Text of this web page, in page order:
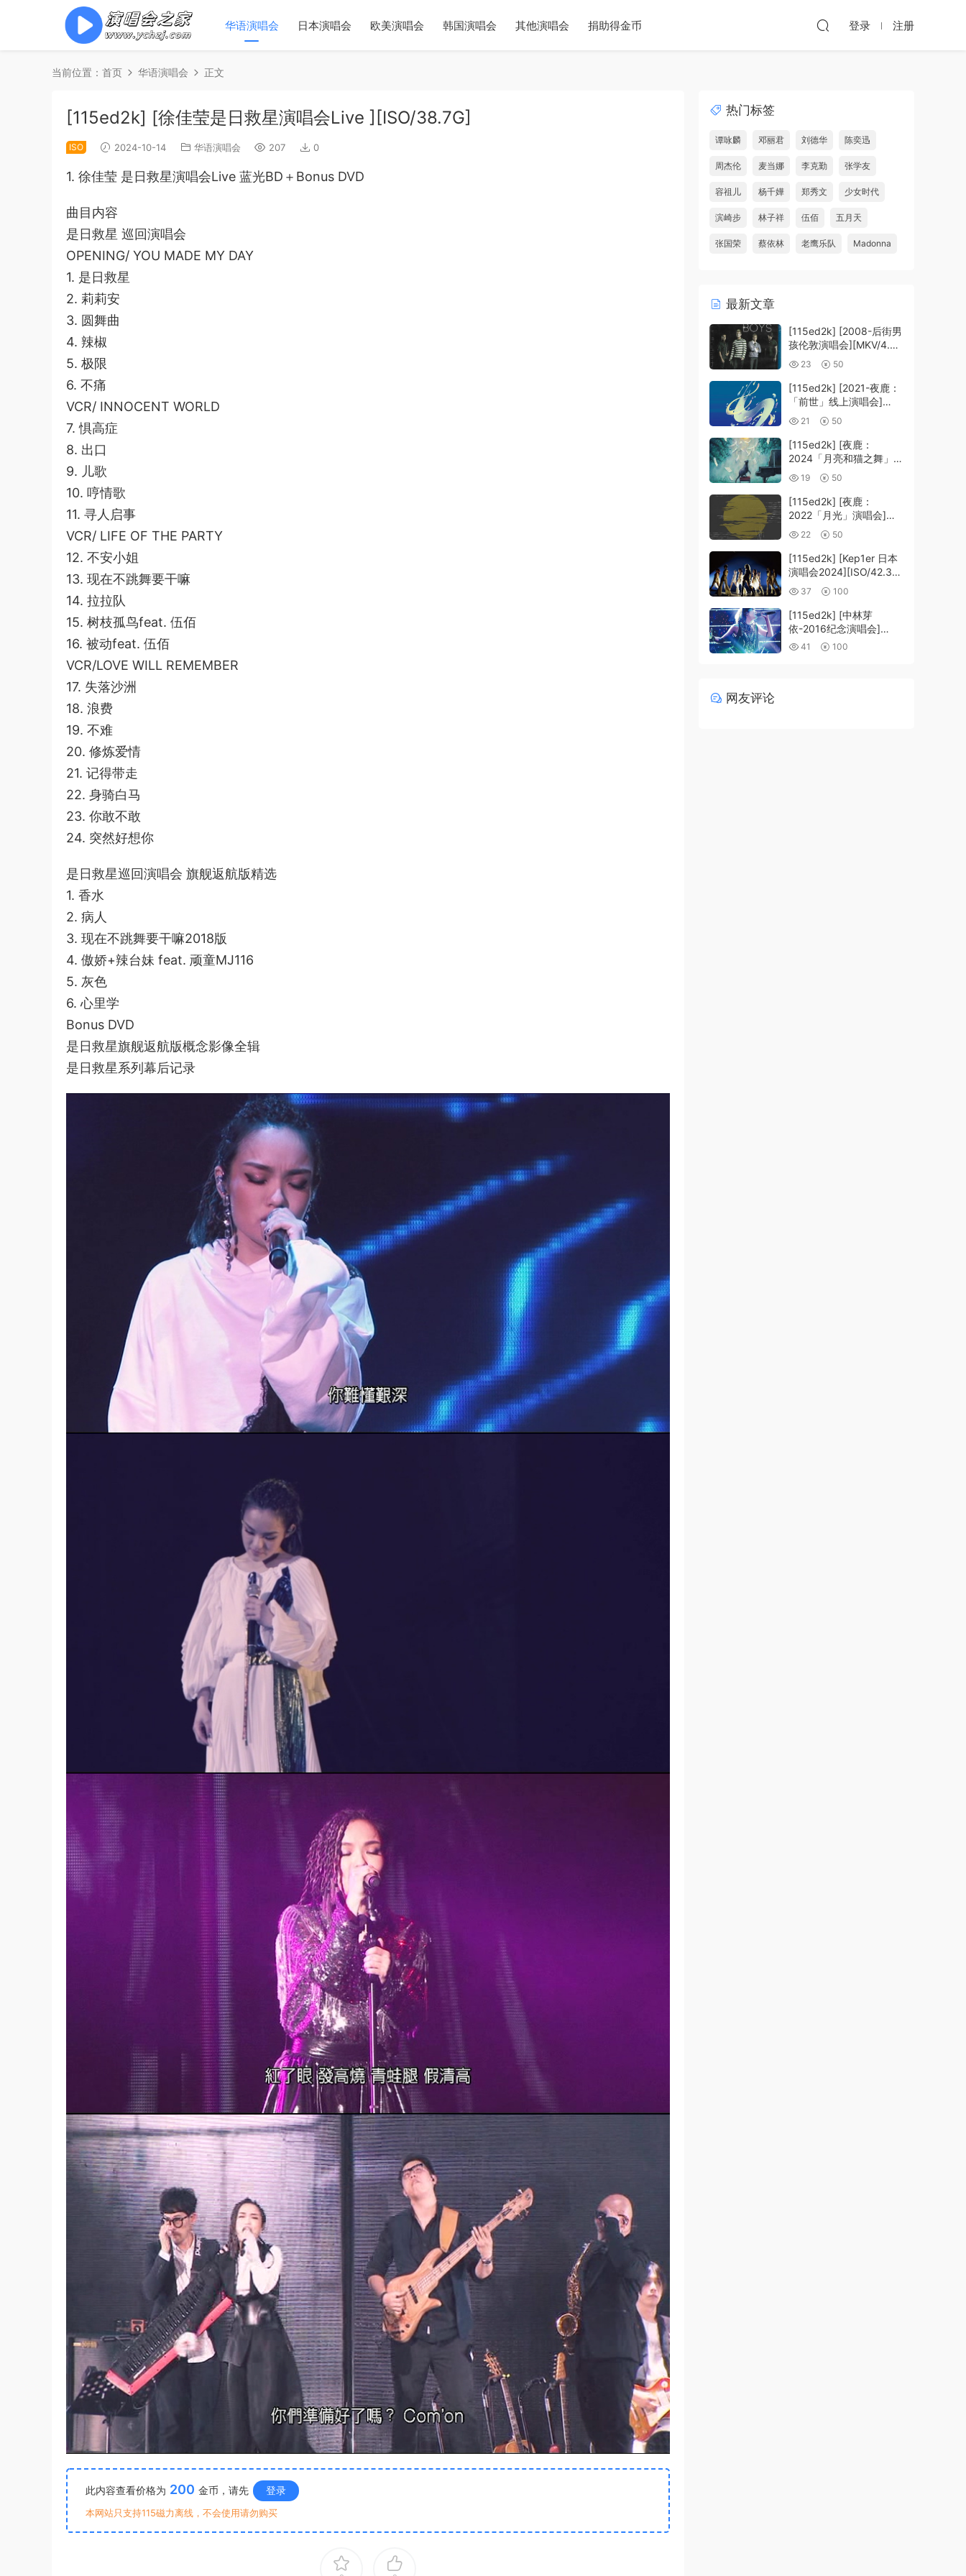
华语演唱会 日本演唱会 欧美演唱会 韩国演唱会 其他演唱会 捐助得金币 登录 注册
当前位置： 首页 华语演唱会 正文
[115ed2k] [徐佳莹是日救星演唱会Live ][ISO/38.7G]
ISO 2024-10-14 华语演唱会 207 0
1. 徐佳莹 是日救星演唱会Live 蓝光BD＋Bonus DVD
曲目内容
是日救星 巡回演唱会
OPENING/ YOU MADE MY DAY
1. 是日救星
2. 莉莉安
3. 圆舞曲
4. 辣椒
5. 极限
6. 不痛
VCR/ INNOCENT WORLD
7. 惧高症
8. 出口
9. 儿歌
10. 哼情歌
11. 寻人启事
VCR/ LIFE OF THE PARTY
12. 不安小姐
13. 现在不跳舞要干嘛
14. 拉拉队
15. 树枝孤鸟feat. 伍佰
16. 被动feat. 伍佰
VCR/LOVE WILL REMEMBER
17. 失落沙洲
18. 浪费
19. 不难
20. 修炼爱情
21. 记得带走
22. 身骑白马
23. 你敢不敢
24. 突然好想你
是日救星巡回演唱会 旗舰返航版精选
1. 香水
2. 病人
3. 现在不跳舞要干嘛2018版
4. 傲娇+辣台妹 feat. 顽童MJ116
5. 灰色
6. 心里学
Bonus DVD
是日救星旗舰返航版概念影像全辑
是日救星系列幕后记录
此内容查看价格为 200 金币，请先 登录
本网站只支持115磁力离线，不会使用请勿购买
热门标签
谭咏麟 邓丽君 刘德华 陈奕迅
周杰伦 麦当娜 李克勤 张学友
容祖儿 杨千嬅 郑秀文 少女时代
滨崎步 林子祥 伍佰 五月天
张国荣 蔡依林 老鹰乐队 Madonna
最新文章
[115ed2k] [2008-后街男
孩伦敦演唱会][MKV/4.39
GiB][1080P]
23 50
[115ed2k] [2021-夜鹿：
「前世」线上演唱会]
[MKV/12.83 GiB]
[1080p.BluRay.FLAC2.0
.x264]
21 50
[115ed2k] [夜鹿：
2024「月亮和猫之舞」演
唱会][MKV/22.20 GiB]
[1080p.BluRay.FLAC2.0
.x264]
19 50
[115ed2k] [夜鹿：
2022「月光」演唱会]
[MKV/14.65 GiB]
[1080p.BluRay.FLAC2.0
.x264]
22 50
[115ed2k] [Kep1er 日本
演唱会2024][ISO/42.36
GiB]
37 100
[115ed2k] [中林芽
依-2016纪念演唱会]
[ISO/39.58 GiB]
41 100
网友评论